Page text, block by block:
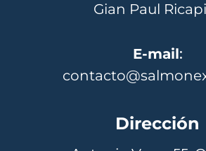
Gian Paul
E-mail:
Dirección